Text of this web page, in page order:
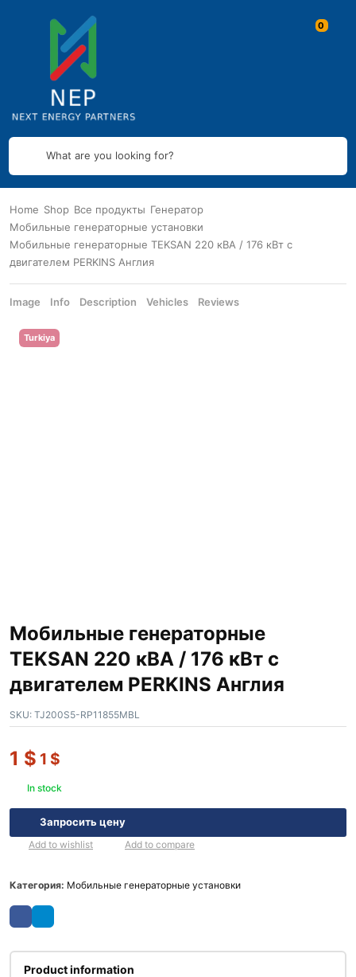
What are you looking for?
Home Shop Все продукты Генератор
Мобильные генераторные установки
Мобильные генераторные TEKSAN 220 кВА / 176 кВт с
двигателем PERKINS Англия
Image Info Description Vehicles Reviews
Turkiya
Мобильные генераторные
TEKSAN 220 кВА / 176 кВт с
двигателем PERKINS Англия
SKU: TJ200S5-RP11855MBL
1 $ 1 $
In stock
Запросить цену
Add to wishlist Add to compare
Категория: Мобильные генераторные установки
Product information